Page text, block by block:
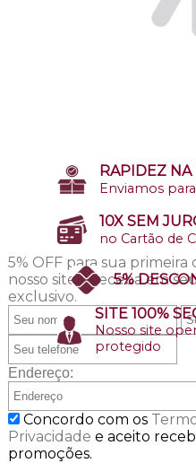
RAPIDEZ NA
Enviamos
10X SEM
no Cartão de
5%
SITE 100%
Nosso site
protegido
5% OFF para sua primeira
nosso site e receba em
exclusivo.
Endereço:
Concordo com os
Privacidade e aceito
promoções.